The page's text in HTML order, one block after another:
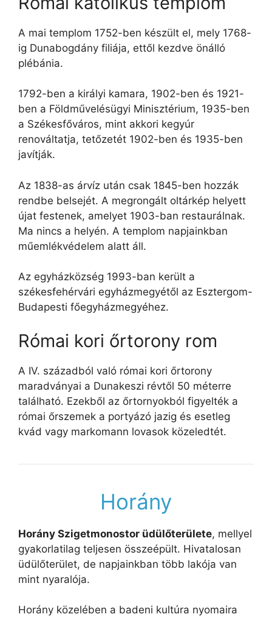
A mai templom 1752-ben készült el, mely 1768-
ig Dunabogdány filiája, ettől kezdve önálló
plébánia.
1792-ben a királyi kamara, 1902-ben és 1921-
ben a Földművelésügyi Minisztérium, 1935-ben
a Székesfőváros, mint akkori kegyúr
renováltatja, tetőzetét 1902-ben és 1935-ben
javítják.
Az 1838-as árvíz után csak 1845-ben hozzák
rendbe belsejét. A megrongált oltárkép helyett
újat festenek, amelyet 1903-ban restaurálnak.
Ma nincs a helyén. A templom napjainkban
műemlékvédelem alatt áll.
Az egyházközség 1993-ban került a
székesfehérvári egyházmegyétől az Esztergom-
Budapesti főegyházmegyéhez.
Római kori őrtorony rom
A IV. századból való római kori őrtorony
maradványai a Dunakeszi révtől 50 méterre
található. Ezekből az őrtornyokból figyelték a
római őrszemek a portyázó jazig és esetleg
kvád vagy markomann lovasok közeledtét.
Horány
Horány Szigetmonostor üdülőterülete, mellyel
gyakorlatilag teljesen összeépült. Hivatalosan
üdülőterület, de napjainkban több lakója van
mint nyaralója.
Horány közelében a badeni kultúra nyomaira